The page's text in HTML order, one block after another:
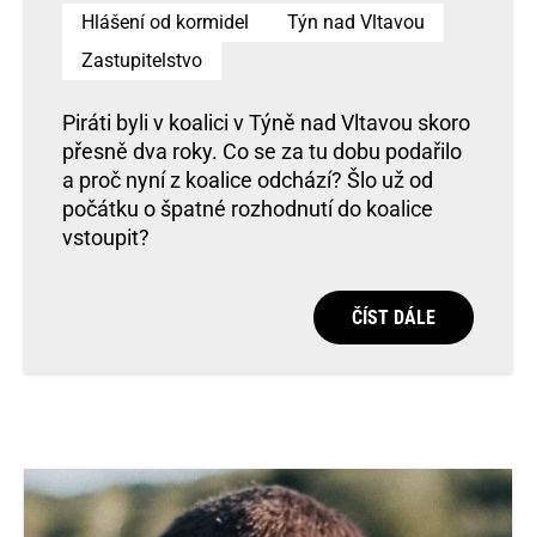
Hlášení od kormidel
Týn nad Vltavou
Zastupitelstvo
Piráti byli v koalici v Týně nad Vltavou skoro
přesně dva roky. Co se za tu dobu podařilo
a proč nyní z koalice odchází? Šlo už od
počátku o špatné rozhodnutí do koalice
vstoupit?
ČÍST DÁLE